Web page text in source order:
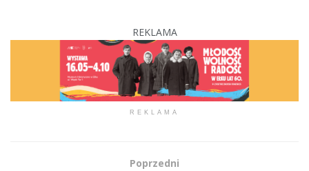
REKLAMA
REKLAMA
Poprzedni